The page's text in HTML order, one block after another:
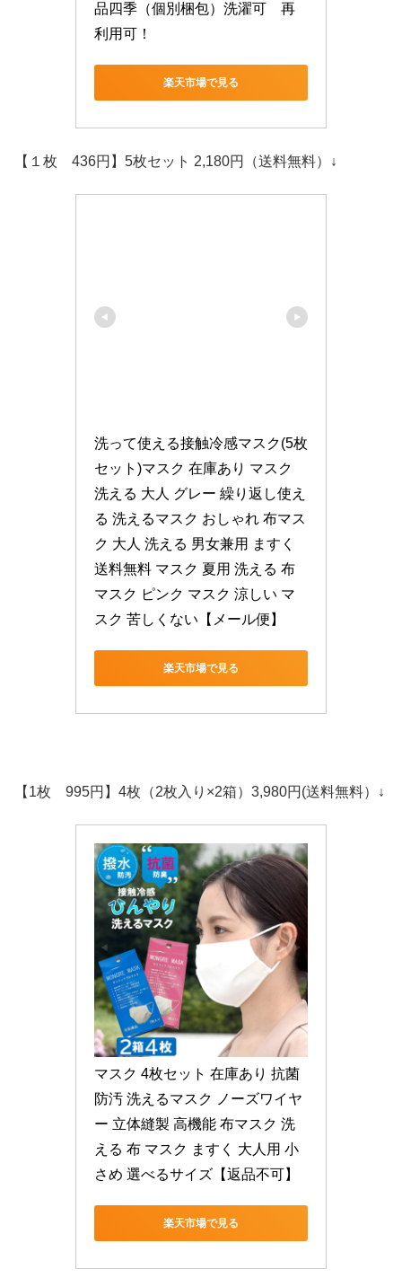
品四季（個別梱包）洗濯可　再
利用可！
楽天市場で見る
【１枚 436円】5枚セット 2,180円（送料無料） ↓
洗って使える接触冷感マスク(5枚
セット)マスク 在庫あり マスク
洗える 大人 グレー 繰り返し使え
る 洗えるマスク おしゃれ 布マス
ク 大人 洗える 男女兼用 ますく
送料無料 マスク 夏用 洗える 布
マスク ピンク マスク 涼しい マ
スク 苦しくない【メール便】
楽天市場で見る
【1枚 995円】4枚（2枚入り×2箱）3,980円(送料無料） ↓
マスク 4枚セット 在庫あり 抗菌
防汚 洗えるマスク ノーズワイヤ
ー 立体縫製 高機能 布マスク 洗
える 布 マスク ますく 大人用 小
さめ 選べるサイズ【返品不可】
楽天市場で見る